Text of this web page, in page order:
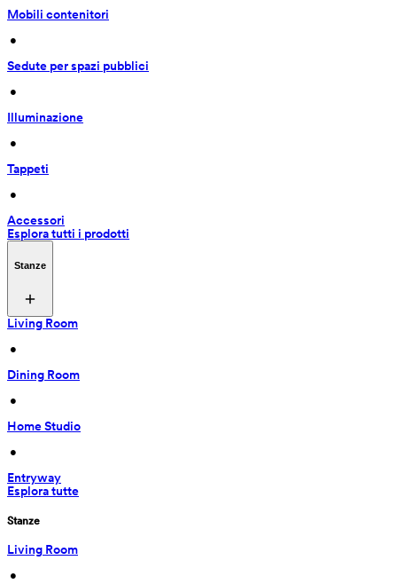
Mobili contenitori
•
Sedute per spazi pubblici
•
Illuminazione
•
Tappeti
•
Accessori
Esplora tutti i prodotti
Stanze
Living Room
•
Dining Room
•
Home Studio
•
Entryway
Esplora tutte
Stanze
Living Room
•